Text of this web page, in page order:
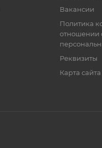
Вакансии
Политика
отношении
Реквизиты
Карта сайта